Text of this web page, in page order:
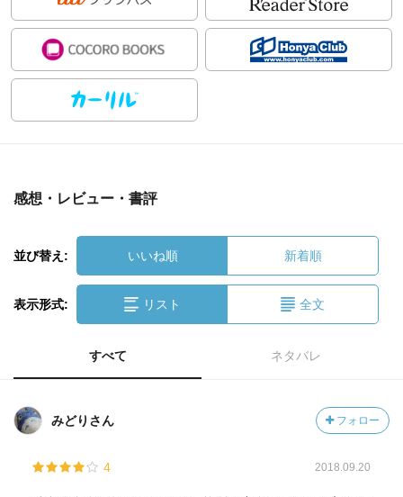
感想・レビュー・書評
並び替え: いいね順 新着順
表示形式: リスト 全文
すべて ネタバレ
みどりさん フォロー
4 2018.09.20